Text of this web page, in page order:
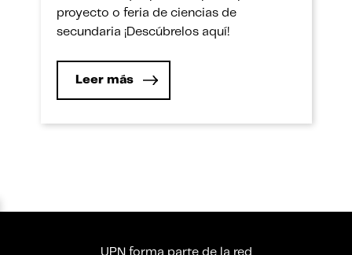
proyecto o feria de ciencias de
secundaria ¡Descúbrelos aquí!
Leer más
UPN forma parte de la red